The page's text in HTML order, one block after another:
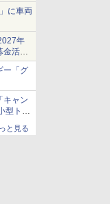
に車両
年
金活動
ー「グ
キャン
型トラ
と見る